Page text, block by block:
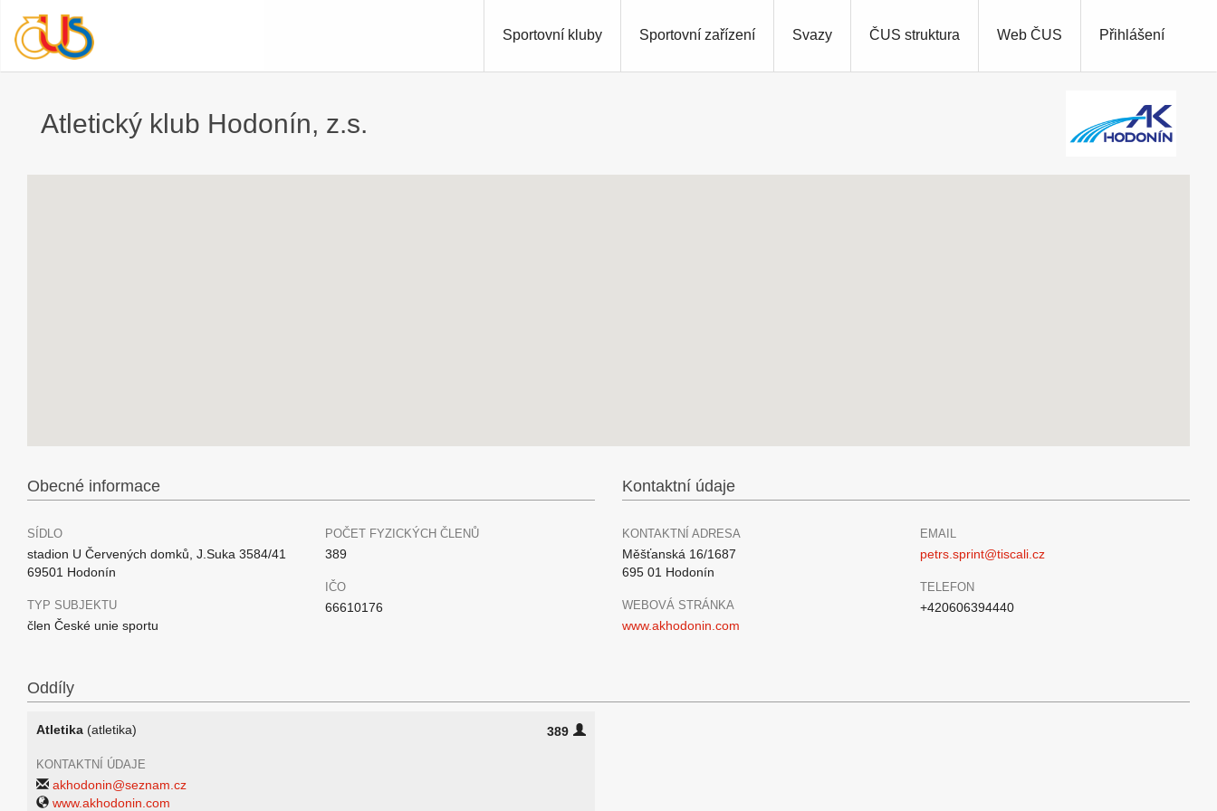
Přihlášení
Sportovní kluby Sportovní zařízení Svazy ČUS struktura Web ČUS
Atletický klub Hodonín, z.s.
Obecné informace
SÍDLO
stadion U Červených domků, J.Suka 3584/41
69501 Hodonín
TYP SUBJEKTU
člen České unie sportu
POČET FYZICKÝCH ČLENŮ
389
IČO
66610176
Kontaktní údaje
KONTAKTNÍ ADRESA
Měšťanská 16/1687
695 01 Hodonín
WEBOVÁ STRÁNKA
www.akhodonin.com
EMAIL
petrs.sprint@tiscali.cz
TELEFON
+420606394440
Oddíly
Atletika (atletika) 389
KONTAKTNÍ ÚDAJE
akhodonin@seznam.cz
www.akhodonin.com